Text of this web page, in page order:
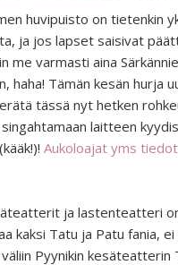
huvipuisto on tietenkin
ja jos lapset saisivat
me varmasti aina
haha! Tämän kesän hurja
tässä nyt hetken
laitteen
Aukoloajat yms
ja lastenteatteri
kaksi Tatu ja Patu fania,
Pyynikin kesäteatterin